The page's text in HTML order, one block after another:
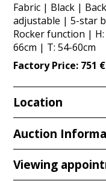
Fabric | Black |
adjustable | 5-star
Rocker function | H:
66cm | T: 54-60cm
Factory Price: 751 €
Location
Redcarstraße 3
53842 Troisdorf
Auction
Viewing
Viewing